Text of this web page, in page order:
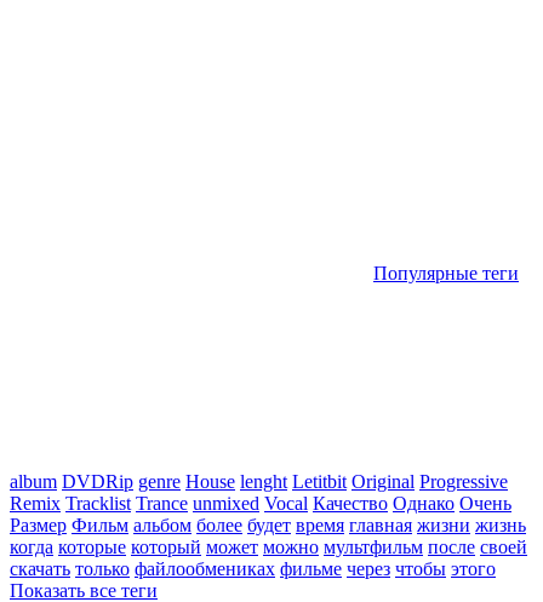
Популярные теги
album DVDRip genre House lenght Letitbit Original Progressive
Remix Tracklist Trance unmixed Vocal Качество Однако Очень
Размер Фильм альбом более будет время главная жизни жизнь
когда которые который может можно мультфильм после своей
скачать только файлообмениках фильме через чтобы этого
Показать все теги